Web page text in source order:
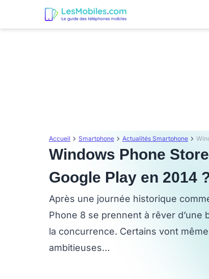
Accueil Smartphone Actualités Smartphone
Windows Phone
Google Play en 2014
Après une journée historique
Phone 8 se prennent à rêver
la concurrence. Certains vont
ambitieuses…